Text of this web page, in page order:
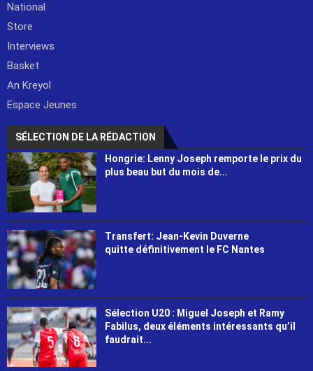
National
Store
Interviews
Basket
An Kreyol
Espace Jeunes
SÉLECTION DE LA RÉDACTION
Hongrie: Lenny Joseph remporte le prix du
plus beau but du mois de...
Transfert: Jean-Kevin Duverne
quitte définitivement le FC Nantes
Sélection U20 : Miguel Joseph et Ramy
Fabilus, deux éléments intéressants qu’il
faudrait...